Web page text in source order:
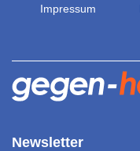
Impressum
Newsletter